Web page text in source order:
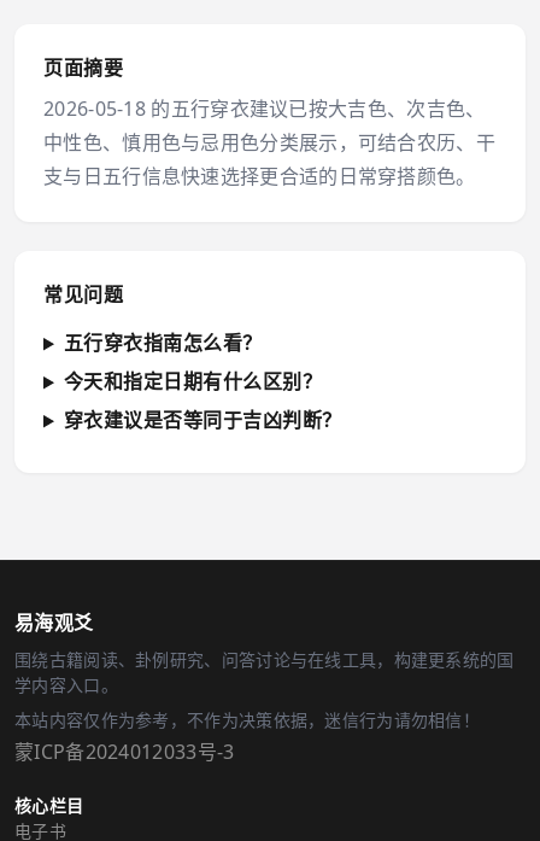
页面摘要
2026-05-18 的五行穿衣建议已按大吉色、次吉色、
中性色、慎用色与忌用色分类展示，可结合农历、干
支与日五行信息快速选择更合适的日常穿搭颜色。
常见问题
五行穿衣指南怎么看？
今天和指定日期有什么区别？
穿衣建议是否等同于吉凶判断？
易海观爻
围绕古籍阅读、卦例研究、问答讨论与在线工具，构建更系统的国
学内容入口。
本站内容仅作为参考，不作为决策依据，迷信行为请勿相信！
蒙ICP备2024012033号-3
核心栏目
电子书